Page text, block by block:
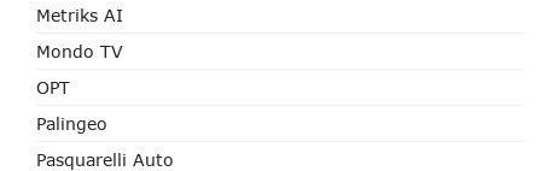
Metriks AI
Mondo TV
OPT
Palingeo
Pasquarelli Auto